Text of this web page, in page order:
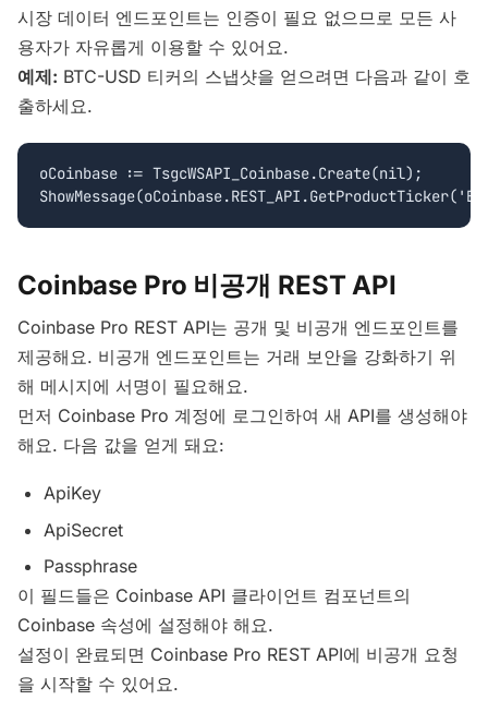
시장 데이터 엔드포인트는 인증이 필요 없으므로 모든 사
용자가 자유롭게 이용할 수 있어요.
예제: BTC-USD 티커의 스냅샷을 얻으려면 다음과 같이 호
출하세요.
oCoinbase := TsgcWSAPI_Coinbase.Create(nil);
Coinbase Pro 비공개 REST API
Coinbase Pro REST API는 공개 및 비공개 엔드포인트를
제공해요. 비공개 엔드포인트는 거래 보안을 강화하기 위
해 메시지에 서명이 필요해요.
먼저 Coinbase Pro 계정에 로그인하여 새 API를 생성해야
해요. 다음 값을 얻게 돼요:
ApiKey
ApiSecret
Passphrase
이 필드들은 Coinbase API 클라이언트 컴포넌트의
Coinbase 속성에 설정해야 해요.
설정이 완료되면 Coinbase Pro REST API에 비공개 요청
을 시작할 수 있어요.